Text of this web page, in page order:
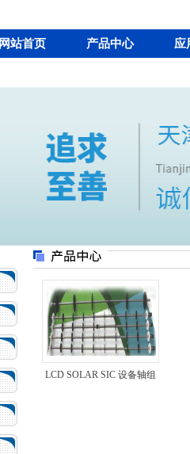
网站首页 产品中心 应
LCD SOLAR SIC 设备轴组